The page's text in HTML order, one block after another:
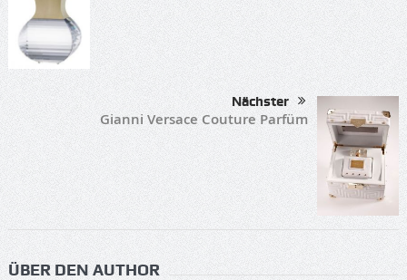
Nächster
Gianni Versace Couture Parfüm
ÜBER DEN AUTHOR